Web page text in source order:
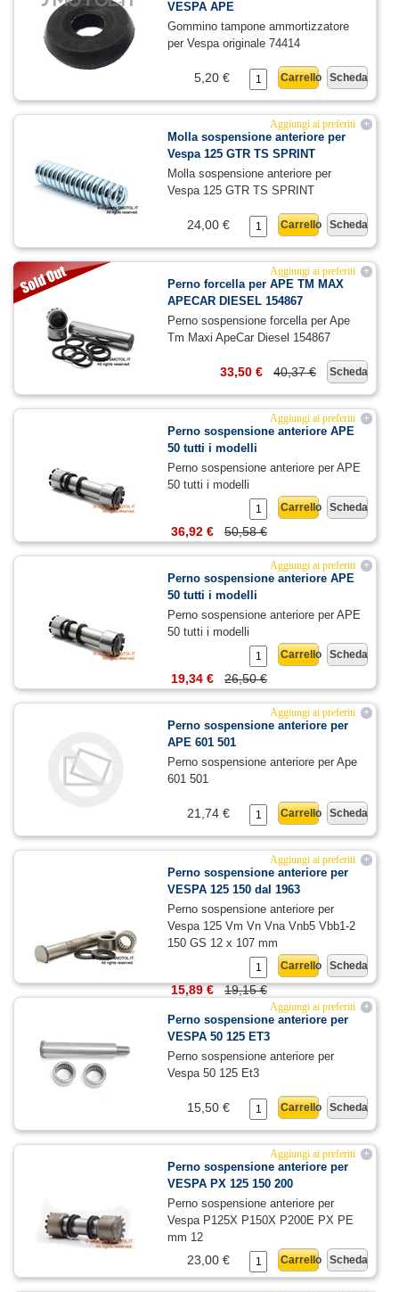
VESPA APE
Gommino tampone ammortizzatore
per Vespa originale 74414
Scheda
Carrello
5,20 €
+
Aggiungi ai preferiti
Molla sospensione anteriore per
Vespa 125 GTR TS SPRINT
Molla sospensione anteriore per
Vespa 125 GTR TS SPRINT
Scheda
Carrello
24,00 €
+
Aggiungi ai preferiti
Perno forcella per APE TM MAX
APECAR DIESEL 154867
Perno sospensione forcella per Ape
Tm Maxi ApeCar Diesel 154867
Scheda
40,37 €
33,50 €
+
Aggiungi ai preferiti
Perno sospensione anteriore APE
50 tutti i modelli
Perno sospensione anteriore per APE
50 tutti i modelli
Scheda
Carrello
50,58 €
36,92 €
+
Aggiungi ai preferiti
Perno sospensione anteriore APE
50 tutti i modelli
Perno sospensione anteriore per APE
50 tutti i modelli
Scheda
Carrello
26,50 €
19,34 €
+
Aggiungi ai preferiti
Perno sospensione anteriore per
APE 601 501
Perno sospensione anteriore per Ape
601 501
Scheda
Carrello
21,74 €
+
Aggiungi ai preferiti
Perno sospensione anteriore per
VESPA 125 150 dal 1963
Perno sospensione anteriore per
Vespa 125 Vm Vn Vna Vnb5 Vbb1-2
150 GS 12 x 107 mm
Scheda
Carrello
19,15 €
15,89 €
+
Aggiungi ai preferiti
Perno sospensione anteriore per
VESPA 50 125 ET3
Perno sospensione anteriore per
Vespa 50 125 Et3
Scheda
Carrello
15,50 €
+
Aggiungi ai preferiti
Perno sospensione anteriore per
VESPA PX 125 150 200
Perno sospensione anteriore per
Vespa P125X P150X P200E PX PE
mm 12
Scheda
Carrello
23,00 €